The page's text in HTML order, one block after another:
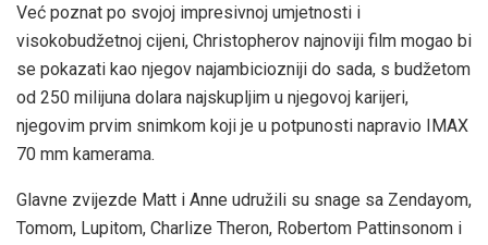
Već poznat po svojoj impresivnoj umjetnosti i
visokobudžetnoj cijeni, Christopherov najnoviji film mogao bi
se pokazati kao njegov najambiciozniji do sada, s budžetom
od 250 milijuna dolara najskupljim u njegovoj karijeri,
njegovim prvim snimkom koji je u potpunosti napravio IMAX
70 mm kamerama.
Glavne zvijezde Matt i Anne udružili su snage sa Zendayom,
Tomom, Lupitom, Charlize Theron, Robertom Pattinsonom i